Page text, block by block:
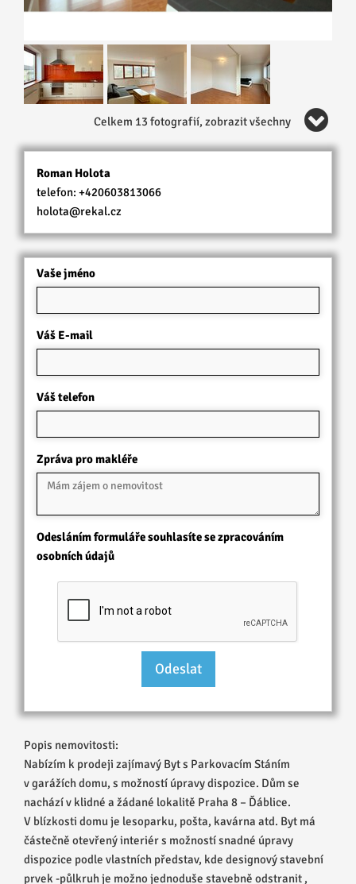
Celkem 13 fotografií, zobrazit všechny
Roman Holota
telefon: +420603813066
holota@rekal.cz
Vaše jméno
Váš E-mail
Váš telefon
Zpráva pro makléře
Odesláním formuláře souhlasíte se zpracováním
osobních údajů
Popis nemovitosti:
Nabízím k prodeji zajímavý Byt s Parkovacím Stáním
v garážích domu, s možností úpravy dispozice. Dům se
nachází v klidné a žádané lokalitě Praha 8 – Ďáblice.
V blízkosti domu je lesoparku, pošta, kavárna atd. Byt má
částečně otevřený interiér s možností snadné úpravy
dispozice podle vlastních představ, kde designový stavební
prvek -půlkruh je možno jednoduše stavebně odstranit ,